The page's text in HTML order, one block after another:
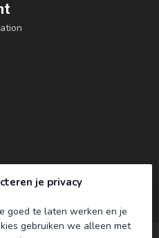
je privacy
goed te laten werken en je
gebruiken we alleen met